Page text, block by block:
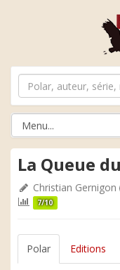
La Queue
Christian Gernigon
7/10
Polar Editions